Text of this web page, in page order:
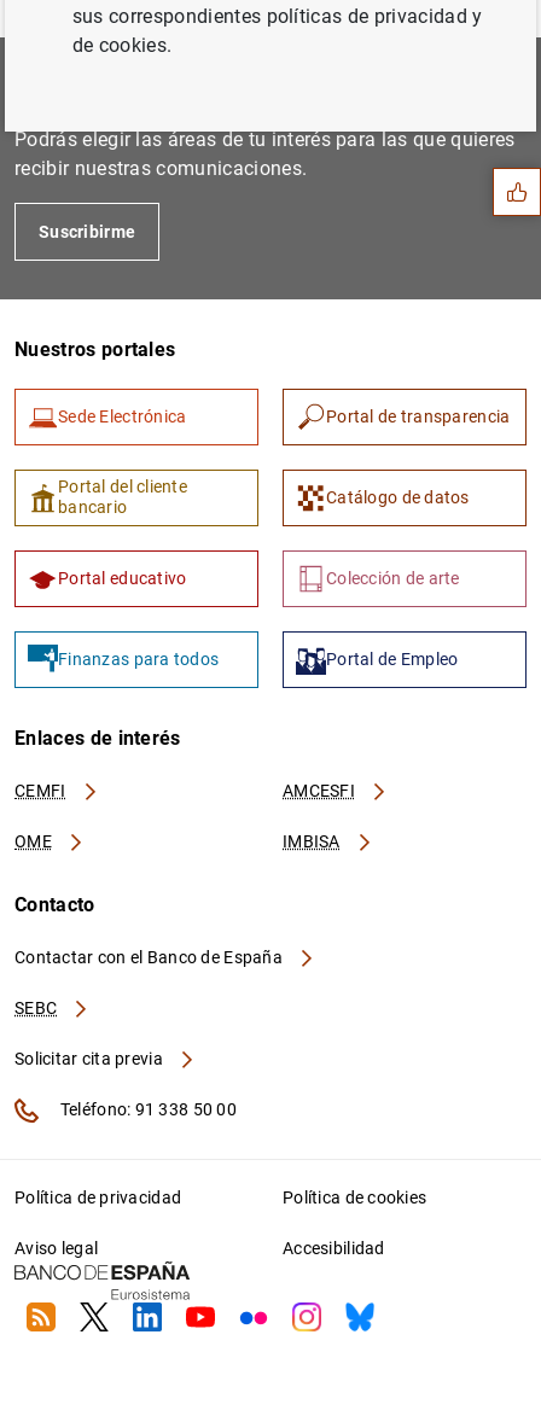
Sugerencias
1 2
Podrás elegir las áreas de tu interés para las que quieres
recibir nuestras comunicaciones.
Suscribirme
Nuestros portales
Sede Electrónica Portal de transparencia
Portal del cliente
bancario
Catálogo de datos
Portal educativo Colección de arte
Finanzas para todos Portal de Empleo
Enlaces de interés
CEMFI AMCESFI
OME IMBISA
Contacto
Contactar con el Banco de España
SEBC
Solicitar cita previa
Teléfono: 91 338 50 00
Política de privacidad Política de cookies
Aviso legal Accesibilidad
RSS TwitterLinkedin
YoutubeFlickrInstagram
Bluesky
sus correspondientes políticas de privacidad y
de cookies.